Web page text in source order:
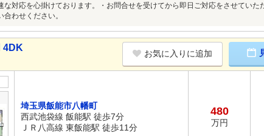
な対応を心掛けております。・お問合せを受けてから即日ご対応をさせてい
合わせください。
4DK
お気に入りに追加
埼玉県飯能市八幡町
西武池袋線 飯能駅 徒歩7分
ＪＲ八高線 東飯能駅 徒歩11分
480
万円